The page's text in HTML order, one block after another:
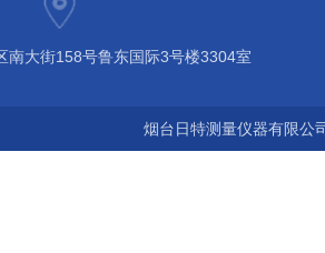
南大街158号鲁东国际3号楼3304室
烟台日特测量仪器有限